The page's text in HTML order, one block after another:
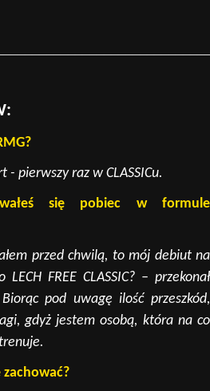
- pierwszy raz w CLASSICu.
się pobiec w formule
przed chwilą, to mój debiut na
FREE CLASSIC? – przekonał
pod uwagę ilość przeszkód,
gdyż jestem osobą, która na co
zachować?